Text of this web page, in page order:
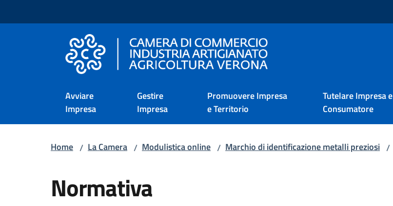
Camera di Commercio di Verona
Avviare
Impresa
Gestire
Impresa
Promuovere Impresa
e Territorio
Tutelare Impresa e
Consumatore
Home / La Camera / Modulistica online / Marchio di identificazione metalli preziosi /
Normativa